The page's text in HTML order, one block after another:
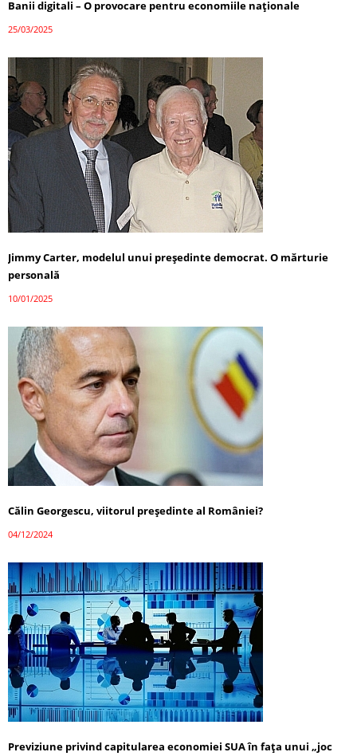
Banii digitali – O provocare pentru economiile naționale
25/03/2025
Jimmy Carter, modelul unui președinte democrat. O mărturie
personală
10/01/2025
Călin Georgescu, viitorul președinte al României?
04/12/2024
Previziune privind capitularea economiei SUA în fața unui „joc